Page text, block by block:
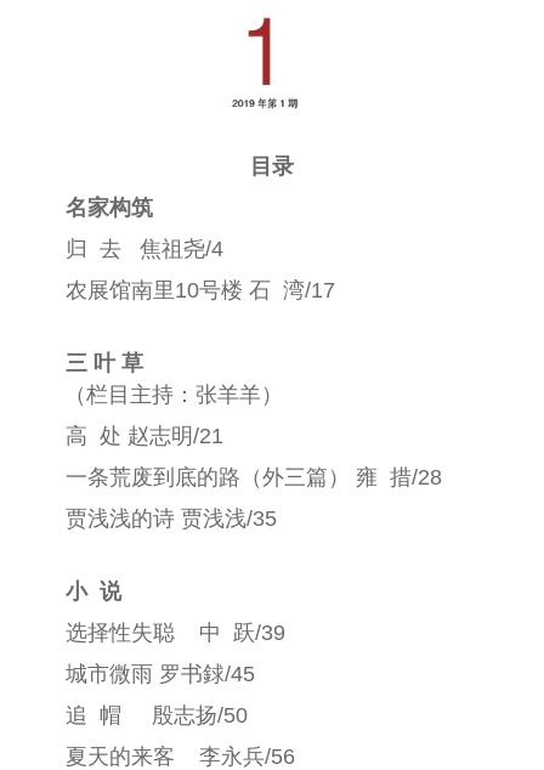
目录
名家构筑
归 去 焦祖尧/4
农展馆南里10号楼 石 湾/17
三 叶 草
（栏目主持：张羊羊）
高 处 赵志明/21
一条荒废到底的路（外三篇） 雍 措/28
贾浅浅的诗 贾浅浅/35
小 说
选择性失聪
中 跃/39
城市微雨 罗书銶/45
追 帽 殷志扬/50
夏天的来客
李永兵/56